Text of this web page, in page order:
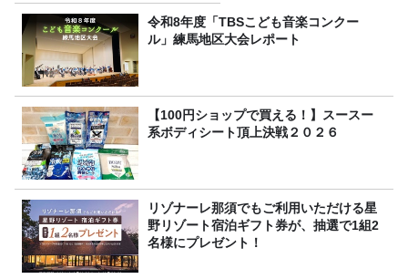
令和8年度「TBSこども音楽コンクー
ル」練馬地区大会レポート
【100円ショップで買える！】スースー
系ボディシート頂上決戦２０２６
リゾナーレ那須でもご利用いただける星
野リゾート宿泊ギフト券が、抽選で1組2
名様にプレゼント！